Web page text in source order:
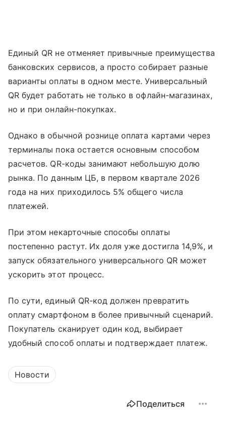
Единый QR не отменяет привычные преимущества
банковских сервисов, а просто собирает разные
варианты оплаты в одном месте. Универсальный
QR будет работать не только в офлайн-магазинах,
но и при онлайн-покупках.
Однако в обычной рознице оплата картами через
терминалы пока остается основным способом
расчетов. QR-коды занимают небольшую долю
рынка. По данным ЦБ, в первом квартале 2026
года на них приходилось 5% общего числа
платежей.
При этом некарточные способы оплаты
постепенно растут. Их доля уже достигла 14,9%, и
запуск обязательного универсального QR может
ускорить этот процесс.
По сути, единый QR-код должен превратить
оплату смартфоном в более привычный сценарий.
Покупатель сканирует один код, выбирает
удобный способ оплаты и подтверждает платеж.
Новости
Поделиться